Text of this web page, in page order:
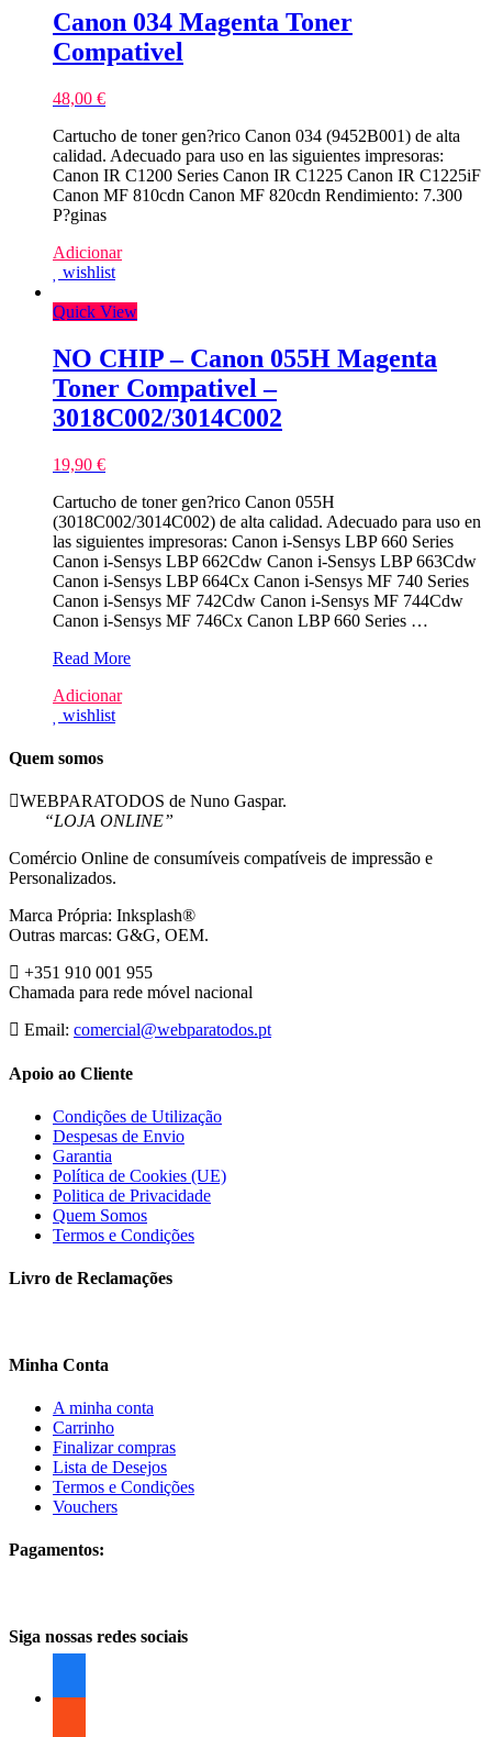
Compativel
–
3010C002
Canon 034 Magenta Toner
Compativel
48,00 €
Cartucho de toner gen?rico Canon 034 (9452B001) de alta
calidad. Adecuado para uso en las siguientes impresoras:
Canon IR C1200 Series Canon IR C1225 Canon IR C1225iF
Canon MF 810cdn Canon MF 820cdn Rendimiento: 7.300
P?ginas
Adicionar
wishlist
Quick View
NO CHIP – Canon 055H Magenta
Toner Compativel –
3018C002/3014C002
19,90 €
Cartucho de toner gen?rico Canon 055H
(3018C002/3014C002) de alta calidad. Adecuado para uso en
las siguientes impresoras: Canon i-Sensys LBP 660 Series
Canon i-Sensys LBP 662Cdw Canon i-Sensys LBP 663Cdw
Canon i-Sensys LBP 664Cx Canon i-Sensys MF 740 Series
Canon i-Sensys MF 742Cdw Canon i-Sensys MF 744Cdw
Canon i-Sensys MF 746Cx Canon LBP 660 Series …
NO
–
Canon
Magenta
Compativel
–
Read More
Adicionar
wishlist
Quem somos
WEBPARATODOS de Nuno Gaspar.
“LOJA ONLINE”
Comércio Online de consumíveis compatíveis de impressão e
Personalizados.
Marca Própria: Inksplash®
Outras marcas: G&G, OEM.
+351 910 001 955
Chamada para rede móvel nacional
Email: comercial@webparatodos.pt
Apoio ao Cliente
Condições de Utilização
Despesas de Envio
Garantia
Política de Cookies (UE)
Politica de Privacidade
Quem Somos
Termos e Condições
Livro de Reclamações
Minha Conta
A minha conta
Carrinho
Finalizar compras
Lista de Desejos
Termos e Condições
Vouchers
Pagamentos:
Siga nossas redes sociais